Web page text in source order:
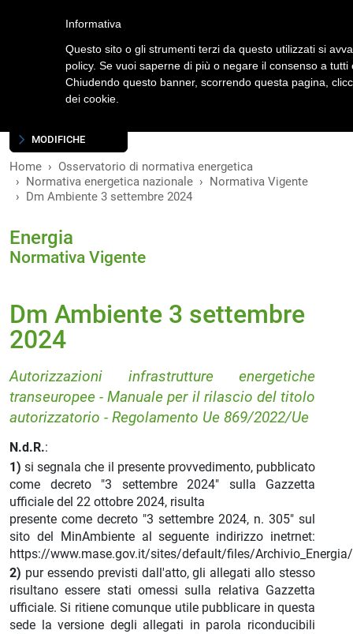
MODIFICHE
Home
Osservatorio di normativa energetica
Normativa energetica nazionale
Normativa Vigente
Dm Ambiente 3 settembre 2024
Energia
Normativa Vigente
Dm Ambiente 3 settembre
2024
Autorizzazioni infrastrutture energetiche
transeuropee - Manuale per il rilascio del titolo
autorizzatorio - Regolamento Ue 869/2022/Ue
N.d.R.:
1) si segnala che il presente provvedimento, pubblicato
come decreto "3 settembre 2024" sulla Gazzetta
ufficiale del 22 ottobre 2024, risulta
presente come decreto "3 settembre 2024, n. 305" sul
sito del MinAmbiente al seguente indirizzo inetrnet:
https://www.mase.gov.it/sites/default/files/Archivio_Energia/
2) pur essendo previsti dall'atto, gli allegati allo stesso
risultano essere stati omessi sulla relativa Gazzetta
ufficiale. Si ritiene comunque utile pubblicare in questa
sede la versione degli allegati in parola riconducibili
Informativa
Questo sito o gli strumenti terzi da questo utilizzati si
policy. Se vuoi saperne di più o negare il consenso a
Chiudendo questo banner, scorrendo questa pagina,
dei cookie.